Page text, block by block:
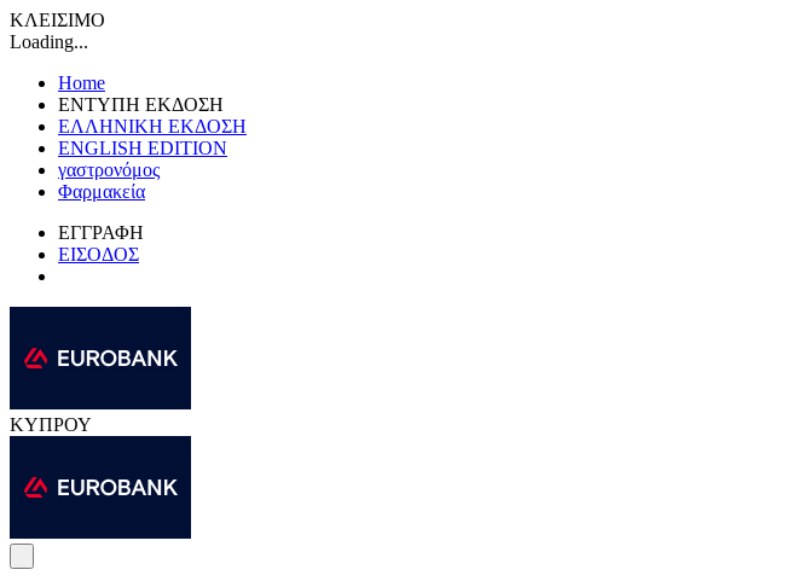
ΚΛΕΙΣΙΜΟ
Loading...
Home
ΕΝΤΥΠΗ ΕΚΔΟΣΗ
ΕΛΛΗΝΙΚΗ ΕΚΔΟΣΗ
ENGLISH EDITION
γαστρονόμος
Φαρμακεία
ΕΓΓΡΑΦΗ
ΕΙΣΟΔΟΣ
ΚΥΠΡΟΥ